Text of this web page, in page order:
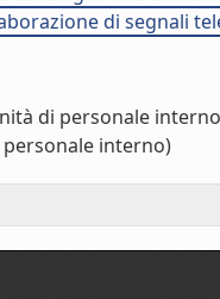
di segnali
di personale
interno)